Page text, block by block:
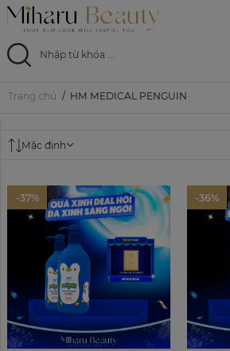
Trang chủ
Ưu đãi
Magazine
Feed
0799 33 86 88
Trang chủ HM MEDICAL PENGUIN
Mặc định
-37% -36%